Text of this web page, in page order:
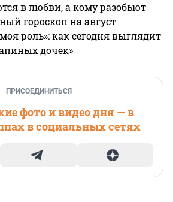
в любви, а кому разобьют
гороскоп на август
роль»: как сегодня выглядит
дочек»
ПРИСОЕДИНИТЬСЯ
фото и видео дня — в
в социальных сетях